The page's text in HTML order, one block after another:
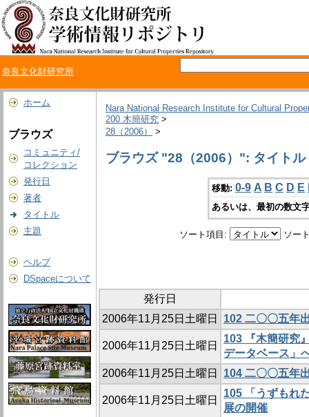
奈良文化財研究所
ホーム
ブラウズ
コミュニティ/
コレクション
発行日
著者
タイトル
主題
ヘルプ
DSpaceについて
Nara National Research Institute for Cultural
200 木簡研究 >
28（2006）
>
ブラウズ "28（2006）": タイトル
移動: 0-9 A B C D E
あるいは、最初の数文
ソート項目: ソー
発行日
2006年11月25日土曜日
102 二〇〇五年
2006年11月25日土曜日
103 『木簡研究
データベース」
2006年11月25日土曜日
104 二〇〇五年
2006年11月25日土曜日
105 「うずもれ
展の開催